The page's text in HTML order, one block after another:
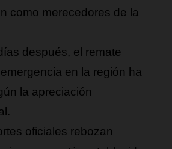
como merecedores de la
después, el remate
en la región ha
la apreciación
oficiales rebozan